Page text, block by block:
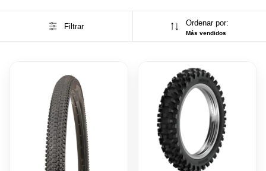
Filtrar Ordenar por:
Más vendidos